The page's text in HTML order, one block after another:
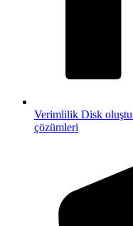
Verimlilik Disk
çözümleri